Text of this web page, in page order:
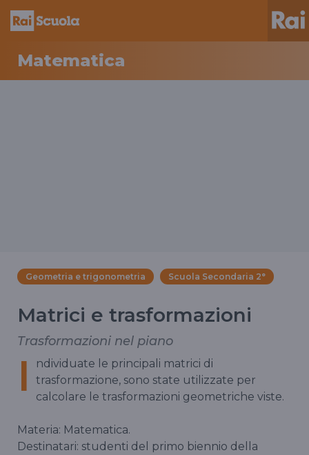
Matematica
Geometria e trigonometria Scuola Secondaria 2°
Matrici e trasformazioni
Trasformazioni nel piano
I
ndividuate le principali matrici di
trasformazione, sono state utilizzate per
calcolare le trasformazioni geometriche viste.
Materia: Matematica.
Destinatari: studenti del primo biennio della